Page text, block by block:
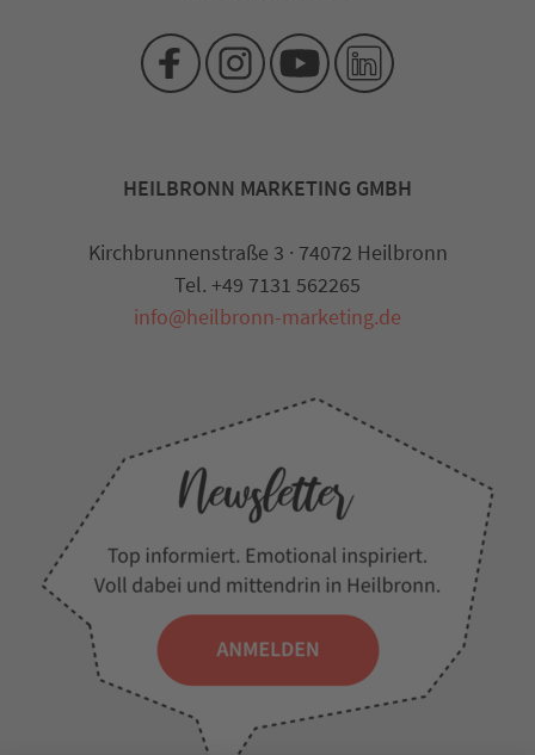
HEILBRONN MARKETING GMBH
Kirchbrunnenstraße 3 · 74072 Heilbronn
Tel. +49 7131 562265
info@heilbronn-marketing.de